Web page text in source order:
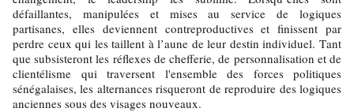
défaillantes, manipulées et mises au service de logiques
partisanes, elles deviennent contreproductives et finissent par
perdre ceux qui les taillent à l’aune de leur destin individuel. Tant
que subsisteront les réflexes de chefferie, de personnalisation et de
clientélisme qui traversent l'ensemble des forces politiques
sénégalaises, les alternances risqueront de reproduire des logiques
anciennes sous des visages nouveaux.